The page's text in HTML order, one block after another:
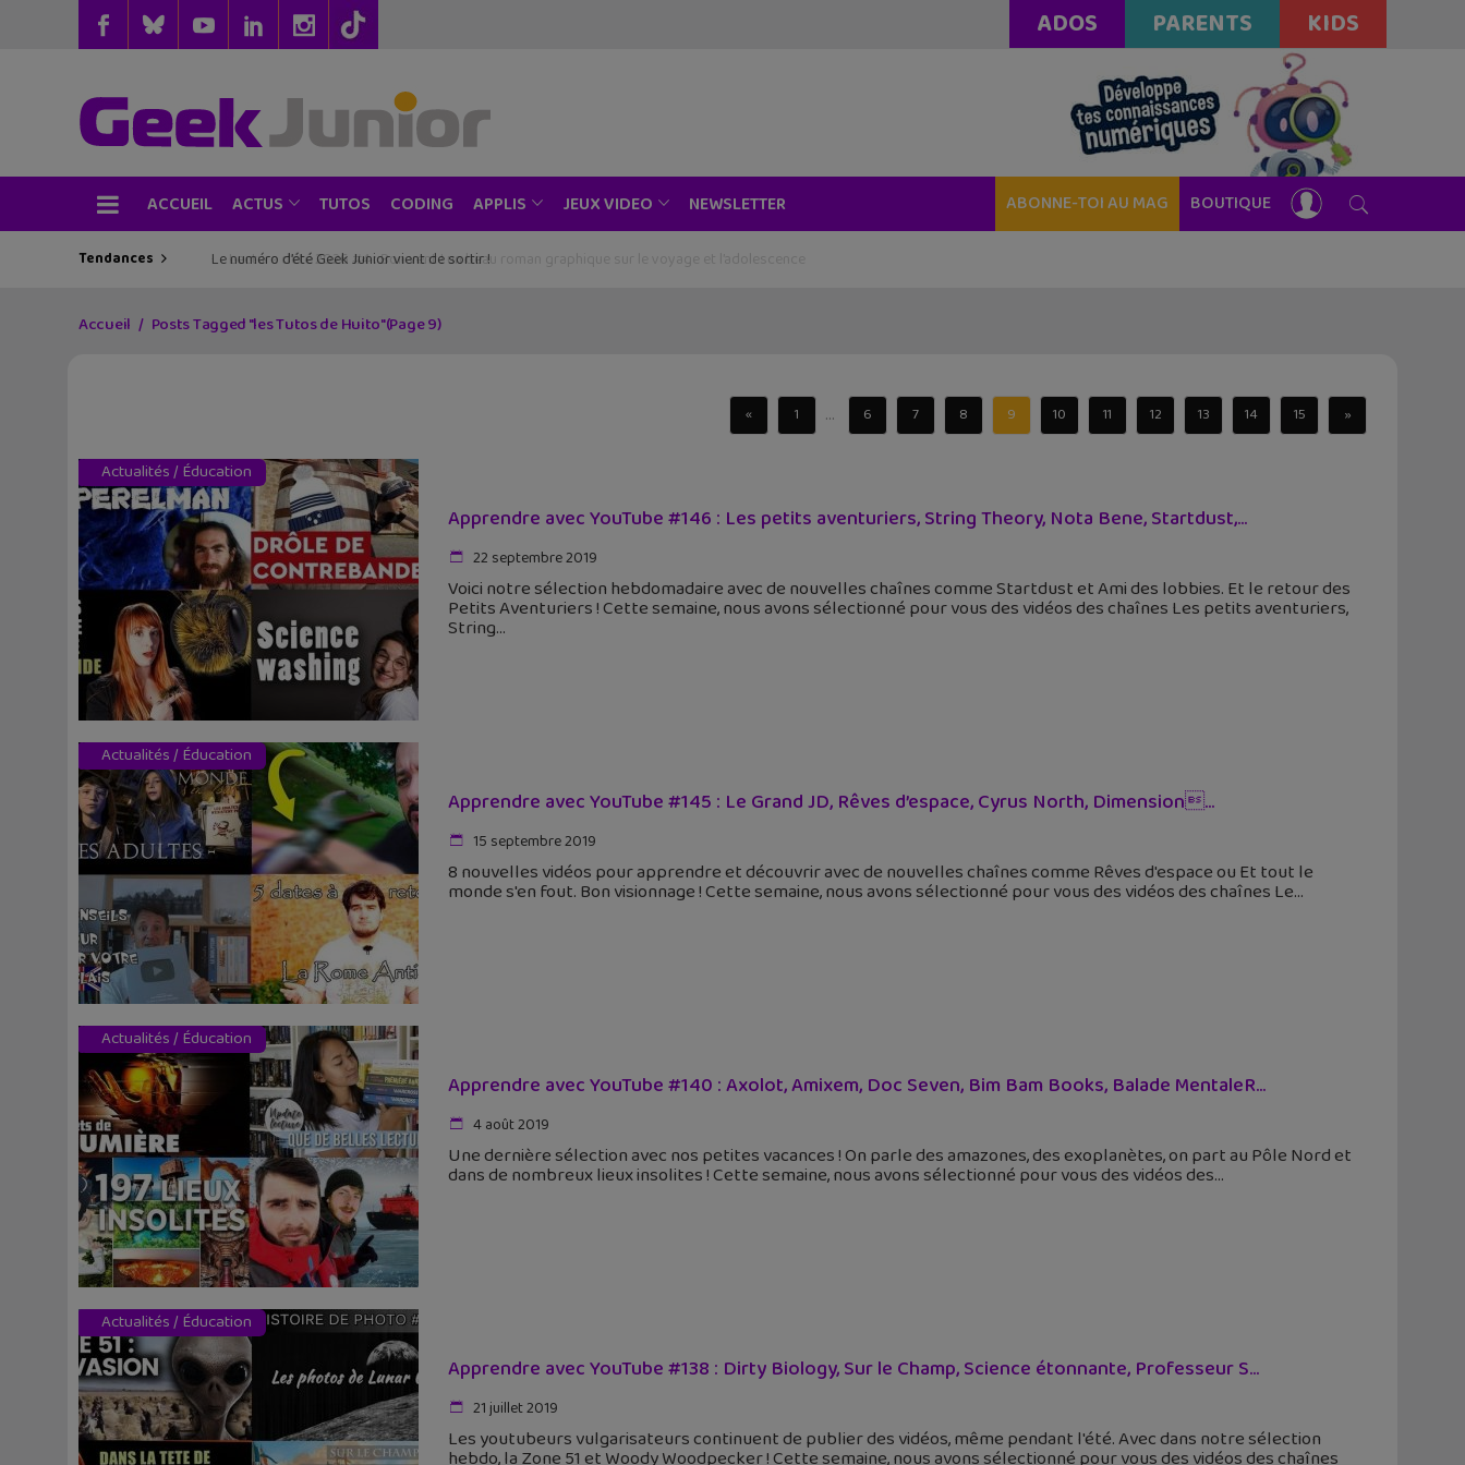
ADOS PARENTS KIDS
ACCUEIL ACTUS TUTOS CODING APPLIS JEUX VIDEO NEWSLETTER ABONNE-TOI AU MAG BOUTIQUE
Tendances Lecture d’été 2026 #4 : Bon vent ! un beau roman graphique sur le voyage et l’adolescence
Accueil Posts Tagged "les Tutos de Huito"(Page 9)
« 1 ... 6 7 8 9 10 11 12 13 14 15 »
Actualités/ Éducation
Apprendre avec YouTube #146 : Les petits aventuriers, String Theory, Nota Bene, Startdust,...
22 septembre 2019
Voici notre sélection hebdomadaire avec de nouvelles chaînes comme Startdust et Ami des lobbies. Et le retour des
Petits Aventuriers ! Cette semaine, nous avons sélectionné pour vous des vidéos des chaînes Les petits aventuriers,
String
Actualités/ Éducation
Apprendre avec YouTube #145 : Le Grand JD, Rêves d’espace, Cyrus North, Dimension...
15 septembre 2019
8 nouvelles vidéos pour apprendre et découvrir avec de nouvelles chaînes comme Rêves d'espace ou Et tout le
monde s'en fout. Bon visionnage ! Cette semaine, nous avons sélectionné pour vous des vidéos des chaînes Le
Actualités/ Éducation
Apprendre avec YouTube #140 : Axolot, Amixem, Doc Seven, Bim Bam Books, Balade MentaleR...
4 août 2019
Une dernière sélection avec nos petites vacances ! On parle des amazones, des exoplanètes, on part au Pôle Nord et
dans de nombreux lieux insolites ! Cette semaine, nous avons sélectionné pour vous des vidéos des
Actualités/ Éducation
Apprendre avec YouTube #138 : Dirty Biology, Sur le Champ, Science étonnante, Professeur S...
21 juillet 2019
Les youtubeurs vulgarisateurs continuent de publier des vidéos, même pendant l'été. Avec dans notre sélection
hebdo, la Zone 51 et Woody Woodpecker ! Cette semaine, nous avons sélectionné pour vous des vidéos des chaînes